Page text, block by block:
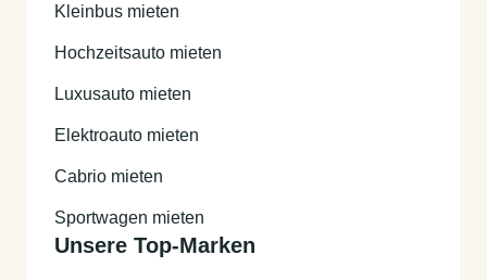
Kleinbus mieten
Hochzeitsauto mieten
Luxusauto mieten
Elektroauto mieten
Cabrio mieten
Sportwagen mieten
Unsere Top-Marken